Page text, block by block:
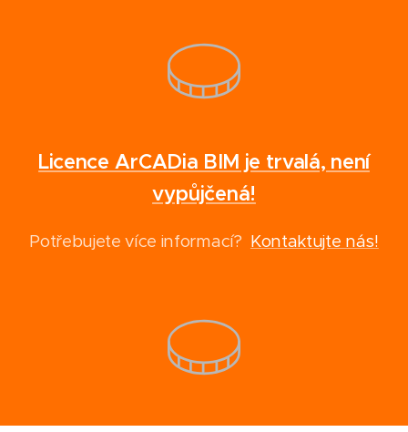
Licence ArCADia BIM je trvalá, není
vypůjčená!
Potřebujete více informací? Kontaktujte nás!